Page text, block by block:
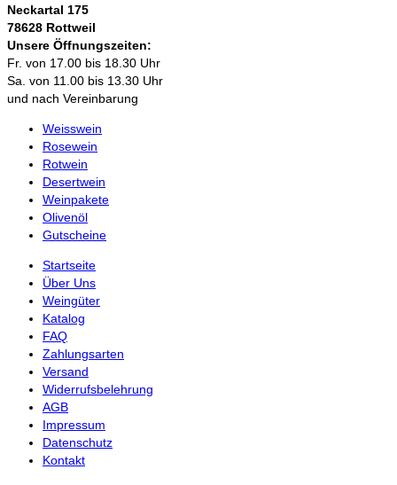
Neckartal 175
78628 Rottweil
Unsere Öffnungszeiten:
Fr. von 17.00 bis 18.30 Uhr
Sa. von 11.00 bis 13.30 Uhr
und nach Vereinbarung
Weisswein
Rosewein
Rotwein
Desertwein
Weinpakete
Olivenöl
Gutscheine
Startseite
Über Uns
Weingüter
Katalog
FAQ
Zahlungsarten
Versand
Widerrufsbelehrung
AGB
Impressum
Datenschutz
Kontakt